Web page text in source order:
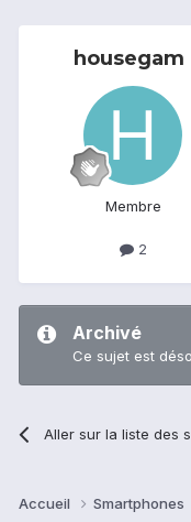
housegam
Membre
2
Archivé
Ce sujet est
Aller sur la liste des
Accueil Smartphones